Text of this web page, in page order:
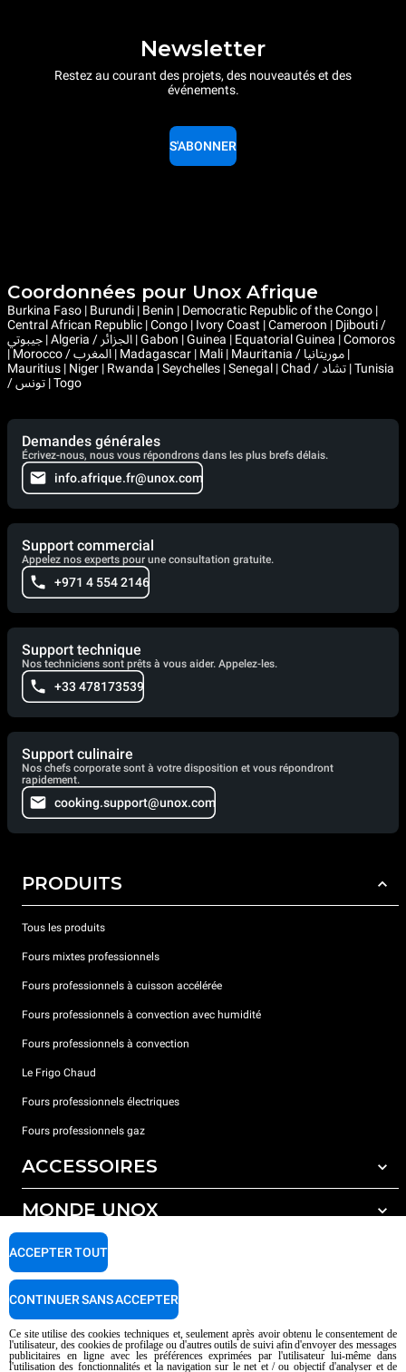
Newsletter
Restez au courant des projets, des nouveautés et des
événements.
S'ABONNER
Coordonnées pour Unox Afrique
Burkina Faso | Burundi | Benin | Democratic Republic of the Congo |
Central African Republic | Congo | Ivory Coast | Cameroon | Djibouti /
جيبوتي | Algeria / الجزائر | Gabon | Guinea | Equatorial Guinea | Comoros
| Morocco / المغرب | Madagascar | Mali | Mauritania / موريتانيا |
Mauritius | Niger | Rwanda | Seychelles | Senegal | Chad / تشاد | Tunisia
/ تونس | Togo
Demandes générales
Écrivez-nous, nous vous répondrons dans les plus brefs délais.
info.afrique.fr@unox.com
Support commercial
Appelez nos experts pour une consultation gratuite.
+971 4 554 2146
Support technique
Nos techniciens sont prêts à vous aider. Appelez-les.
+33 478173539
Support culinaire
Nos chefs corporate sont à votre disposition et vous répondront
rapidement.
cooking.support@unox.com
PRODUITS
Tous les produits
Fours mixtes professionnels
Fours professionnels à cuisson accélérée
Fours professionnels à convection avec humidité
Fours professionnels à convection
Le Frigo Chaud
Fours professionnels électriques
Fours professionnels gaz
ACCESSOIRES
Tous les accessoires
Détergents pour lavage automatique
Détergents pour lavage manuel
Traitement de l'eau avec filtres à résine
Traitement de l'eau par osmose inverse
MONDE UNOX
Nos bureaux dans le monde
SUPPORT
Garantie Unox
Trouver les Revendeurs
Trouver les Centres SAV
Ce site utilise des cookies techniques et, seulement après avoir obtenu le consentement de
l'utilisateur, des cookies de profilage ou d'autres outils de suivi afin d'envoyer des messages
publicitaires en ligne avec les préférences exprimées par l'utilisateur lui-même dans
l'utilisation des fonctionnalités et la navigation sur le net et / ou objectif d'analyser et de
ACCEPTER TOUT
CONTINUER SANS ACCEPTER